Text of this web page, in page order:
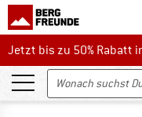
Jetzt bis zu 50% Rabatt
Jetzt bis zu 50% Rabatt